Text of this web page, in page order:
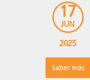
17
JUN
2025
Saber más